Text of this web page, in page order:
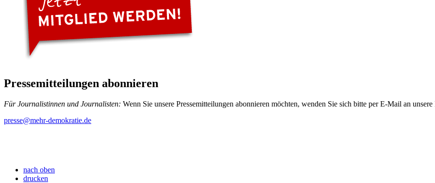
Pressemitteilungen abonnieren
Für Journalistinnen und Journalisten: Wenn Sie unsere Pressemitteilungen abonnieren möchten, wenden Sie sich bitte per E-Mail an unsere
presse@mehr-demokratie.de
nach oben
drucken